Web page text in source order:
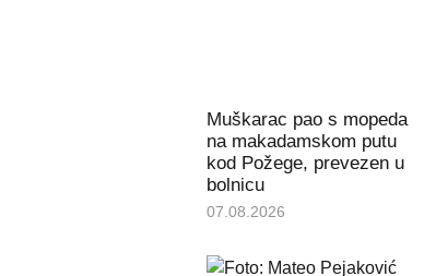
Muškarac pao s mopeda
na makadamskom putu
kod Požege, prevezen u
bolnicu
07.08.2026